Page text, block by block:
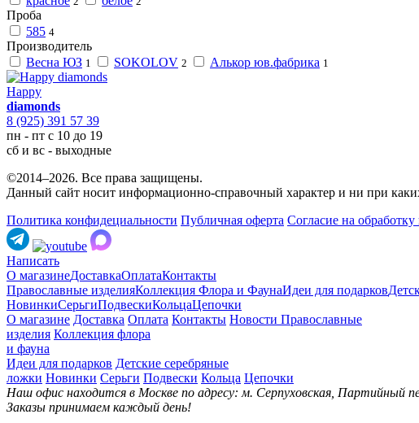
Проба
585 4
Производитель
Весна ЮЗ 1 SOKOLOV 2 Алькор юв.фабрика 1
Happy
diamonds
8 (925) 391 57 39
пн - пт с 10 до 19
сб и вс - выходные
©2014–2026. Все права защищены.
Данный сайт носит информационно-справочный характер и ни при
Политика конфидециальности Публичная оферта Согласие на
Написать
О магазинеДоставкаОплатаКонтакты
Православные изделияКоллекция Флора и ФаунаИдеи для подарков
НовинкиСерьгиПодвескиКольцаЦепочки
О магазине Доставка Оплата Контакты Новости Православные
изделия Коллекция флора
и фауна
Идеи для подарков Детские серебряные
ложки Новинки Серьги Подвески Кольца Цепочки
Наш офис находится в Москве по адресу: м. Серпуховская, Партийный
Заказы принимаем каждый день!